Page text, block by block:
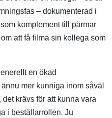
– dokumenterad i
komplement till pärmar
att få filma sin kollega som
en ökad
mer kunniga inom såväl
krävs för att kunna vara
i beställarrollen. Ju